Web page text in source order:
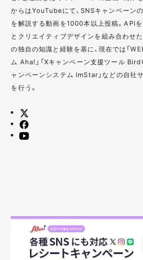
からはYouTubeにて、SNSキャンペーン
を解説する動画を1000本以上投稿。API
とクリエイティブデザインを組み合わせ
の独自の知識と経験を基に、現在では「
ム Aha!」「Xキャンペーン支援ツール
ャンペーンシステム ImStar」などの自社
を行う。